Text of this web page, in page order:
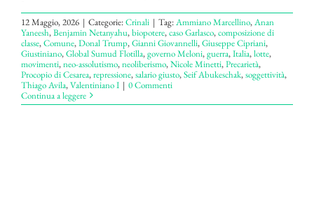
12 Maggio, 2026 | Categorie:Crinali | Tag:Ammiano Marcellino,Anan
Yaneesh,Benjamin Netanyahu,biopotere,caso Garlasco,composizione di
classe,Comune,Donal Trump,Gianni Giovannelli,Giuseppe Cipriani,
Giustiniano,Global Sumud Flotilla,governo Meloni,guerra,Italia,lotte,
movimenti,neo-assolutismo,neoliberismo,Nicole Minetti,Precarietà,
Procopio di Cesarea,repressione,salario giusto,Seif Abukeschak,soggettività,
Thiago Avila,Valentiniano I | 0 Commenti
Continua a leggere